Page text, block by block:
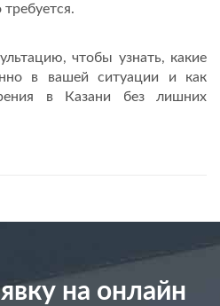
чтобы узнать, какие
в вашей ситуации и как
в Казани без лишних
на онлайн